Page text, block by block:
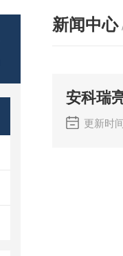
新闻中心
安科瑞
更新时